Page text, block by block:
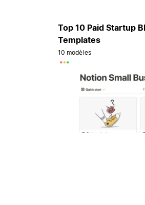
Top 10 Paid Startup
Templates
10 modèles